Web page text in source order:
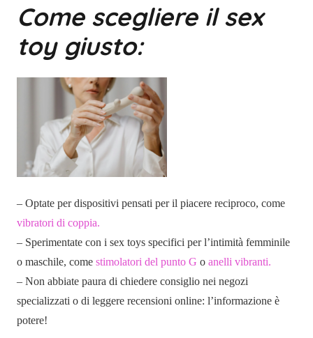
Come scegliere il sex
toy giusto:
– Optate per dispositivi pensati per il piacere reciproco, come
vibratori di coppia.
– Sperimentate con i sex toys specifici per l’intimità femminile
o maschile, come stimolatori del punto G o anelli vibranti.
– Non abbiate paura di chiedere consiglio nei negozi
specializzati o di leggere recensioni online: l’informazione è
potere!